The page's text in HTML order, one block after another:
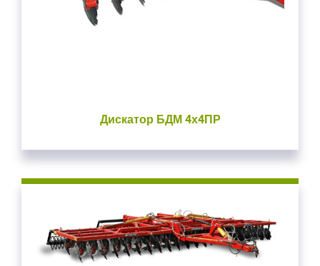
Дискатор БДМ 4х4ПР